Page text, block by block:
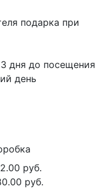
подарка при
дня до посещения
день
руб.
руб.